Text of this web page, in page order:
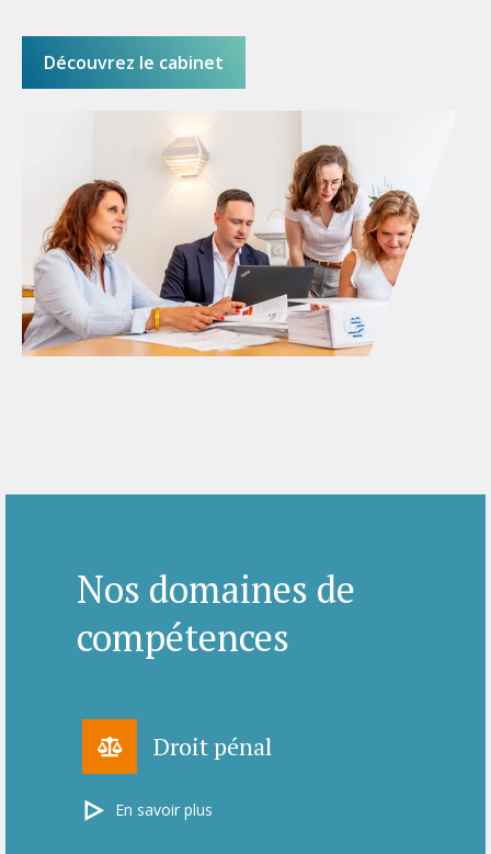
Découvrez le cabinet
Nos domaines de
compétences
Droit pénal
En savoir plus